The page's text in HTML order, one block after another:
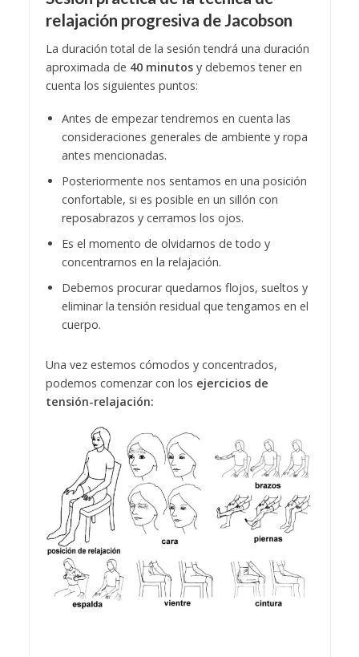
relajación progresiva de Jacobson
La duración total de la sesión tendrá una duración
aproximada de 40 minutosy debemos tener en
cuenta los siguientes puntos:
Antes de empezar tendremos en cuenta las
consideraciones generales de ambiente y ropa
antes mencionadas.
Posteriormente nos sentamos en una posición
confortable, si es posible en un sillón con
reposabrazos y cerramos los ojos.
Es el momento de olvidarnos de todo y
concentrarnos en la relajación.
Debemos procurar quedarnos flojos, sueltos y
eliminar la tensión residual que tengamos en el
cuerpo.
Una vez estemos cómodos y concentrados,
podemos comenzar con los ejercicios de
tensión-relajación: